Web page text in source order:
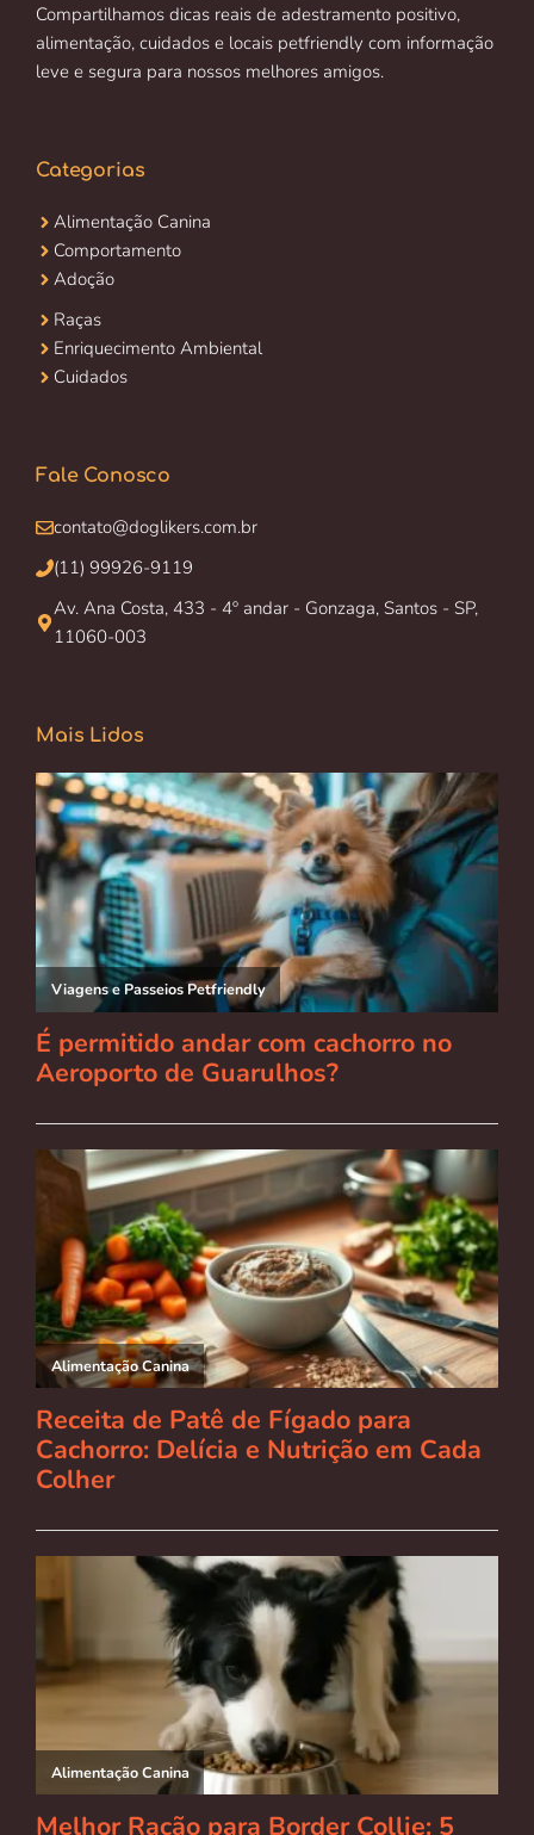
Compartilhamos dicas reais de adestramento positivo,
alimentação, cuidados e locais petfriendly com informação
leve e segura para nossos melhores amigos.
Categorias
Alimentação Canina
Comportamento
Adoção
Raças
Enriquecimento Ambiental
Cuidados
Fale Conosco
contato@doglikers.com.br
(11) 99926-9119
Av. Ana Costa, 433 - 4º andar - Gonzaga, Santos - SP,
11060-003
Mais Lidos